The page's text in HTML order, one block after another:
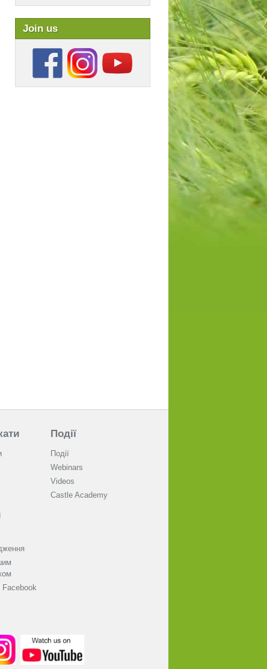
Join us
Події
Події
Webinars
Videos
Castle Academy
Facebook